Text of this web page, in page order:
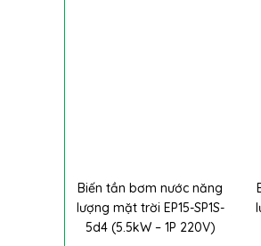
Biến tần bơm nước năng
lượng mặt trời EP15-SP1S-
5d4 (5.5kW – 1P 220V)